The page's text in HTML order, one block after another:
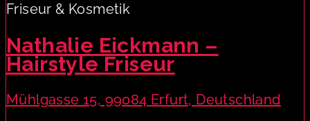
Friseur & Kosmetik
Nathalie Eickmann –
Hairstyle Friseur
Mühlgasse 15, 99084 Erfurt, Deutschland